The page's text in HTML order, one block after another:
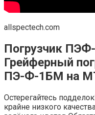
allspectech.com
Погрузчик
Грейферный
ПЭ-Ф-1БМ на
Остерегайтесь
крайне низкого